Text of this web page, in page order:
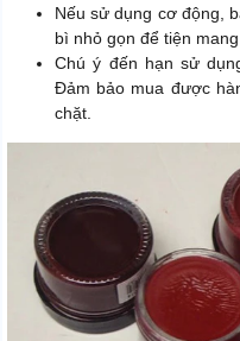
Nếu sử dụng cơ động,
bì nhỏ gọn để tiện mang
Chú ý đến hạn sử
Đảm bảo mua được
chặt.